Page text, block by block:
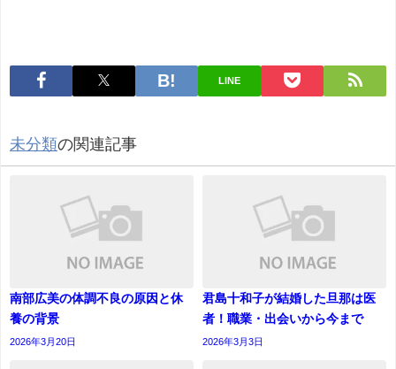
LINE
未分類の関連記事
南部広美の体調不良の原因と休
養の背景
2026年3月20日
君島十和子が結婚した旦那は医
者！職業・出会いから今まで
2026年3月3日